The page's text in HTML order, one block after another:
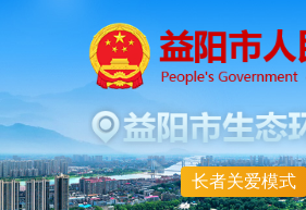
长者关爱模式